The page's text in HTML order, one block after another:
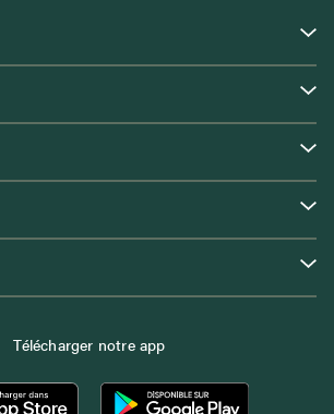
Télécharger notre app